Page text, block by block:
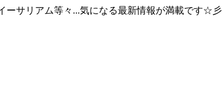
ーサリアム等々...気になる最新情報が満載です☆彡